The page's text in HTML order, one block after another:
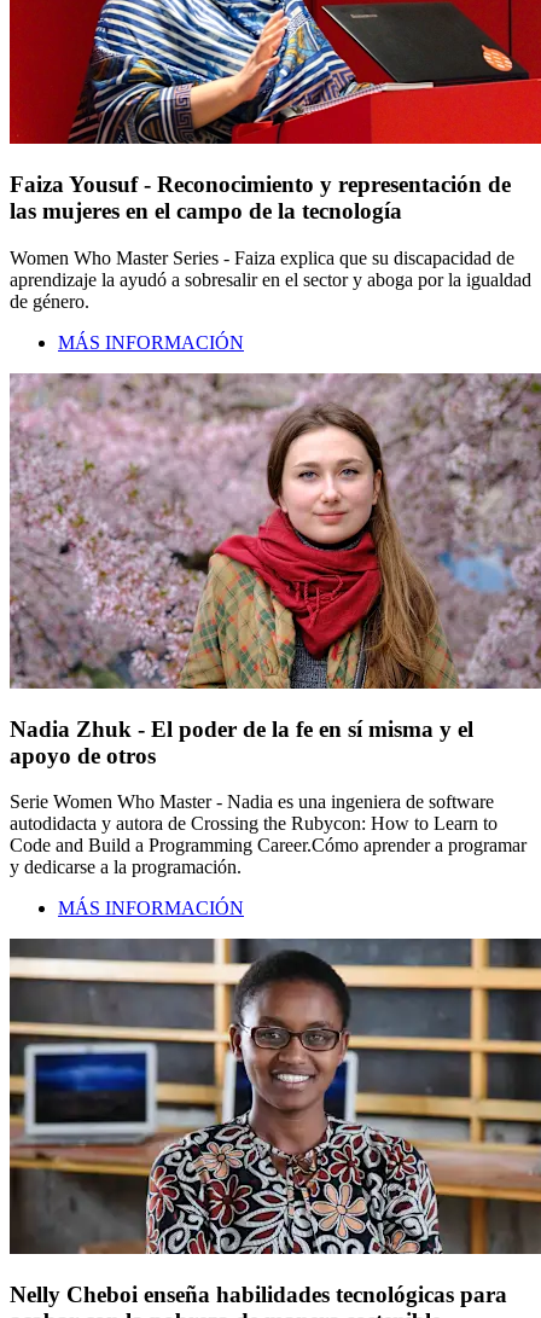
Faiza Yousuf - Reconocimiento y representación de
las mujeres en el campo de la tecnología
Women Who Master Series - Faiza explica que su discapacidad de
aprendizaje la ayudó a sobresalir en el sector y aboga por la igualdad
de género.
MÁS INFORMACIÓN
Nadia Zhuk - El poder de la fe en sí misma y el
apoyo de otros
Serie Women Who Master - Nadia es una ingeniera de software
autodidacta y autora de Crossing the Rubycon: How to Learn to
Code and Build a Programming Career.Cómo aprender a programar
y dedicarse a la programación.
MÁS INFORMACIÓN
Nelly Cheboi enseña habilidades tecnológicas para